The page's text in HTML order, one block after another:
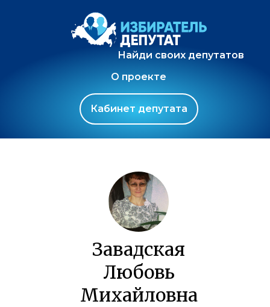
Найди своих депутатов
О проекте
Кабинет депутата
Завадская
Любовь
Михайловна